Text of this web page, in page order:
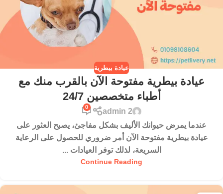
عيادة بيطرية
عيادة بيطرية مفتوحة الآن بالقرب منك مع
أطباء متخصصين 24/7
admin 2
0
عندما يمرض حيوانك الأليف بشكل مفاجئ، يصبح العثور على
عيادة بيطرية مفتوحة الآن أمر ضروري للحصول على الرعاية
السريعة، لذلك توفر العيادات ...
Continue Reading